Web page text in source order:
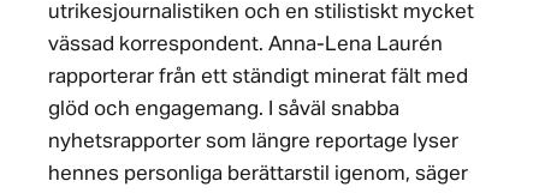
utrikesjournalistiken och en stilistiskt mycket
vässad korrespondent. Anna-Lena Laurén
rapporterar från ett ständigt minerat fält med
glöd och engagemang. I såväl snabba
nyhetsrapporter som längre reportage lyser
hennes personliga berättarstil igenom, säger